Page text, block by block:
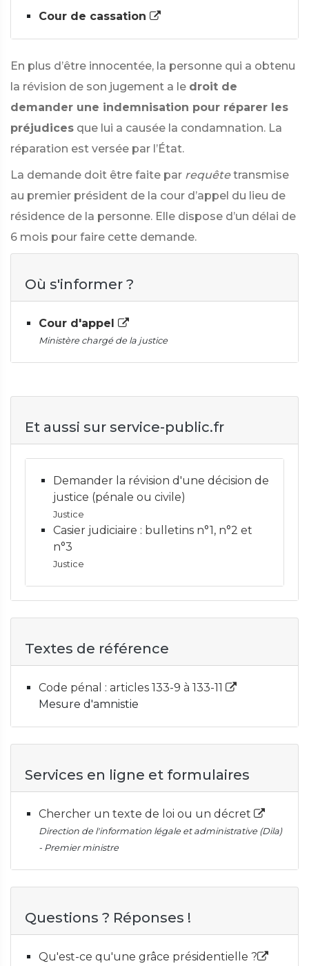
Cour de cassation
En plus d’être innocentée, la personne qui a obtenu
la révision de son jugement a le droit de
demander une indemnisation pour réparer les
préjudices que lui a causée la condamnation. La
réparation est versée par l’État.
La demande doit être faite par requête transmise
au premier président de la cour d’appel du lieu de
résidence de la personne. Elle dispose d’un délai de
6 mois pour faire cette demande.
Où s'informer ?
Cour d'appel
Ministère chargé de la justice
Et aussi sur service-public.fr
Demander la révision d'une décision de
justice (pénale ou civile)
Justice
Casier judiciaire : bulletins n°1, n°2 et
n°3
Justice
Textes de référence
Code pénal : articles 133-9 à 133-11
Mesure d'amnistie
Services en ligne et formulaires
Chercher un texte de loi ou un décret
Direction de l'information légale et administrative (Dila)
- Premier ministre
Questions ? Réponses !
Qu'est-ce qu'une grâce présidentielle ?